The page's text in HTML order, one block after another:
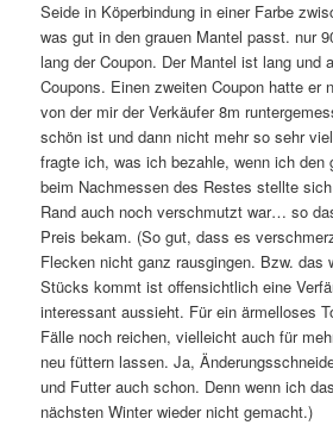
Seide in Köperbindung in einer Farbe
was gut in den grauen Mantel passt. nur
lang der Coupon. Der Mantel ist lang
Coupons. Einen zweiten Coupon hatte er
von der mir der Verkäufer 8m
schön ist und dann nicht mehr so sehr
fragte ich, was ich bezahle, wenn ich den
beim Nachmessen des Restes stellte
Rand auch noch verschmutzt war… so
Preis bekam. (So gut, dass es
Flecken nicht ganz rausgingen. Bzw. das
Stücks kommt ist offensichtlich eine
interessant aussieht. Für ein ärmelloses
Fälle noch reichen, vielleicht auch für
neu füttern lassen. Ja,
und Futter auch schon. Denn wenn ich
nächsten Winter wieder nicht gemacht.)